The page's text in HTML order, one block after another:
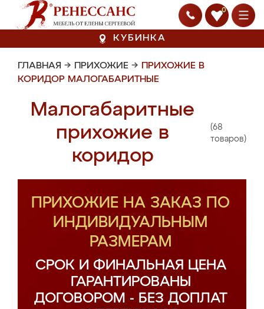
0
КУБИНКА
ГЛАВНАЯ → ПРИХОЖИЕ → ПРИХОЖИЕ В
КОРИДОР МАЛОГАБАРИТНЫЕ
Малогабаритные
прихожие в
коридор
(68
товаров)
ПРИХОЖИЕ НА ЗАКАЗ ПО
ИНДИВИДУАЛЬНЫМ
РАЗМЕРАМ
СРОК И ФИНАЛЬНАЯ ЦЕНА
ГАРАНТИРОВАНЫ
ДОГОВОРОМ - БЕЗ ДОПЛАТ